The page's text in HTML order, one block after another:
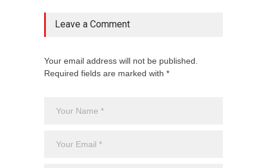
Leave a Comment
Your email address will not be published.
Required fields are marked with *